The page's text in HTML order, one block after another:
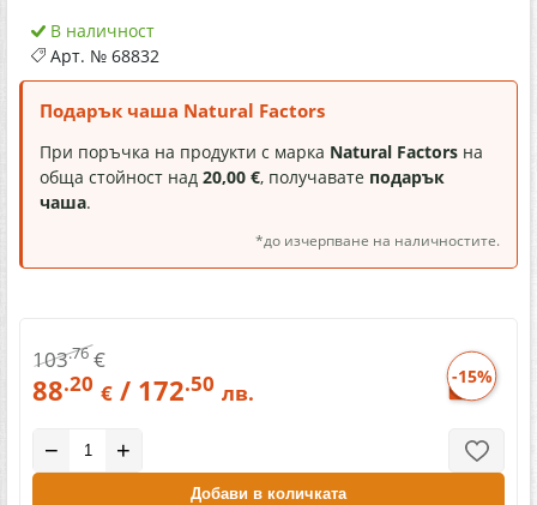
В наличност
Арт. № 68832
Подарък чаша Natural Factors
При поръчка на продукти с марка Natural Factors на
обща стойност над 20,00 €, получавате подарък
чаша.
*до изчерпване на наличностите.
-15%
103.76 €
88.20 € / 172.50 лв.
− +
Добави в количката